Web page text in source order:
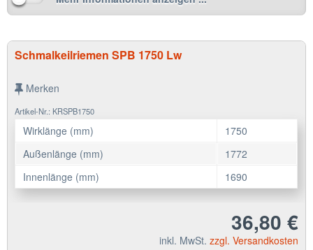
Schmalkeilriemen SPB 1750 Lw
Merken
Artikel-Nr.: KRSPB1750
Wirklänge (mm)
1750
Außenlänge (mm)
1772
Innenlänge (mm)
1690
36,80 €
inkl. MwSt. zzgl. Versandkosten